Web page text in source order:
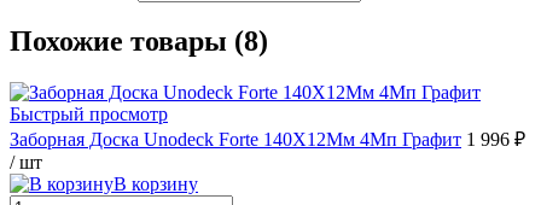
Похожие товары (8)
Быстрый просмотр
Заборная Доска Unodeck Forte 140Х12Мм 4Мп Графит 1 996 ₽
/ шт
В корзину